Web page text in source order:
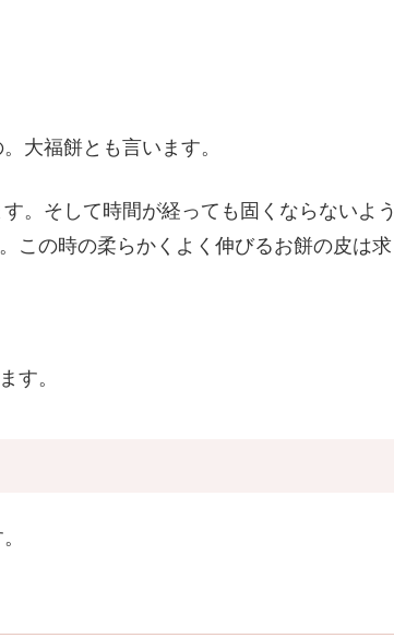
大福餅とも言います。
。そして時間が経っても固くならないよう
この時の柔らかくよく伸びるお餅の皮は求
す。